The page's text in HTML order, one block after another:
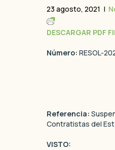
23 agosto, 2021 |
DESCARGAR PDF
Número: RESOL-
Referencia:
Contratistas del
VISTO: